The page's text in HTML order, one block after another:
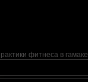
фитнеса в гамаке